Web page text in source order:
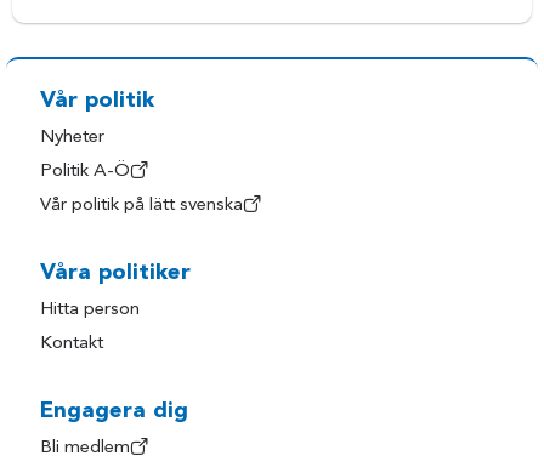
Vår politik
Nyheter
Politik A-Ö
Vår politik på lätt svenska
Våra politiker
Hitta person
Kontakt
Engagera dig
Bli medlem